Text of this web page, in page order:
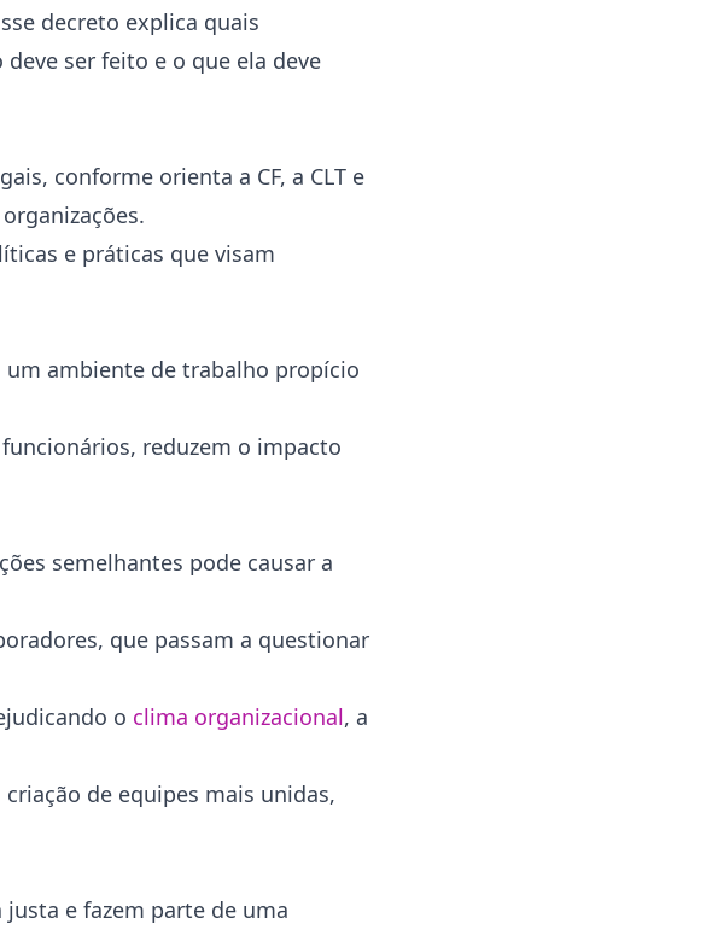
decreto explica quais
ser feito e o que ela deve
conforme orienta a CF, a CLT e
e práticas que visam
um ambiente de trabalho propício
reduzem o impacto
semelhantes pode causar a
que passam a questionar
o clima organizacional, a
de equipes mais unidas,
e fazem parte de uma